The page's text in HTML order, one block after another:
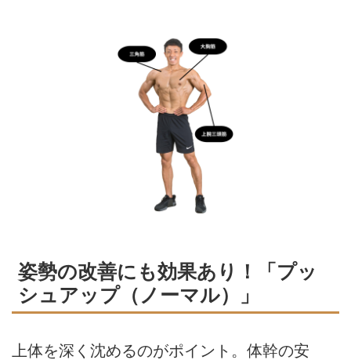
姿勢の改善にも効果あり！「プッ
シュアップ（ノーマル）」
上体を深く沈めるのがポイント。体幹の安